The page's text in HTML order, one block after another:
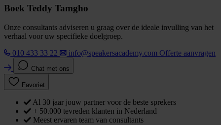
Boek Teddy Tamgho
Onze consultants adviseren u graag over de ideale invulling van het
verhaal voor uw specifieke doelgroep.
010 433 33 22
info@speakersacademy.com Offerte aanvragen
Chat met ons
Favoriet
Al 30 jaar jouw partner voor de beste sprekers
+ 50.000 tevreden klanten in Nederland
Meest ervaren team van consultants